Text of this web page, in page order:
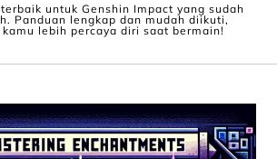
untuk Genshin Impact yang sudah
Panduan lengkap dan mudah diikuti,
lebih percaya diri saat bermain!